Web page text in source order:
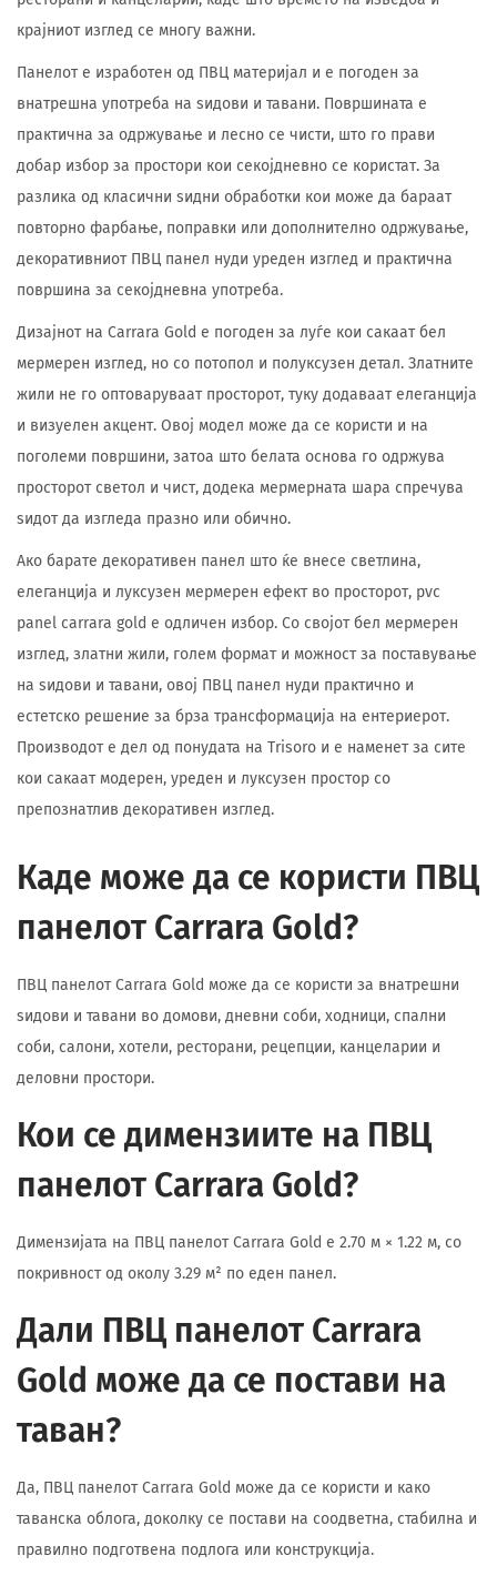
крајниот изглед се многу важни.
Панелот е изработен од ПВЦ материјал и е погоден за
внатрешна употреба на ѕидови и тавани. Површината е
практична за одржување и лесно се чисти, што го прави
добар избор за простори кои секојдневно се користат. За
разлика од класични ѕидни обработки кои може да бараат
повторно фарбање, поправки или дополнително одржување,
декоративниот ПВЦ панел нуди уреден изглед и практична
површина за секојдневна употреба.
Дизајнот на Carrara Gold е погоден за луѓе кои сакаат бел
мермерен изглед, но со потопол и полуксузен детал. Златните
жили не го оптоваруваат просторот, туку додаваат елеганција
и визуелен акцент. Овој модел може да се користи и на
поголеми површини, затоа што белата основа го одржува
просторот светол и чист, додека мермерната шара спречува
ѕидот да изгледа празно или обично.
Ако барате декоративен панел што ќе внесе светлина,
елеганција и луксузен мермерен ефект во просторот, pvc
panel carrara gold е одличен избор. Со својот бел мермерен
изглед, златни жили, голем формат и можност за поставување
на ѕидови и тавани, овој ПВЦ панел нуди практично и
естетско решение за брза трансформација на ентериерот.
Производот е дел од понудата на Trisoro и е наменет за сите
кои сакаат модерен, уреден и луксузен простор со
препознатлив декоративен изглед.
Каде може да се користи ПВЦ
панелот Carrara Gold?
ПВЦ панелот Carrara Gold може да се користи за внатрешни
ѕидови и тавани во домови, дневни соби, ходници, спални
соби, салони, хотели, ресторани, рецепции, канцеларии и
деловни простори.
Кои се димензиите на ПВЦ
панелот Carrara Gold?
Димензијата на ПВЦ панелот Carrara Gold е 2.70 м × 1.22 м, со
покривност од околу 3.29 м² по еден панел.
Дали ПВЦ панелот Carrara
Gold може да се постави на
таван?
Да, ПВЦ панелот Carrara Gold може да се користи и како
таванска облога, доколку се постави на соодветна, стабилна и
правилно подготвена подлога или конструкција.